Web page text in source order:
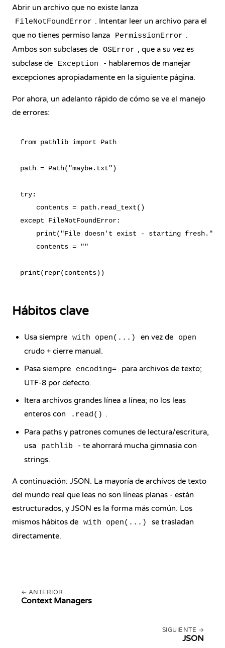
Abrir un archivo que no existe lanza
FileNotFoundError . Intentar leer un archivo para el
que no tienes permiso lanza
PermissionError .
Ambos son subclases de OSError , que a su vez es
subclase de
Exception
- hablaremos de manejar
excepciones apropiadamente en la siguiente página.
Por ahora, un adelanto rápido de cómo se ve el manejo
de errores:
from pathlib import Path
path = Path("maybe.txt")
try:
    contents = path.read_text()
except FileNotFoundError:
    print("File doesn't exist - starting fresh.")
    contents = ""
Hábitos clave
Usa siempre with open(...) en vez de open
crudo + cierre manual.
Pasa siempre
encoding=
para archivos de texto;
UTF-8 por defecto.
Itera archivos grandes línea a línea; no los leas
enteros con
.read() .
Para paths y patrones comunes de lectura/escritura,
usa
pathlib
- te ahorrará mucha gimnasia con
strings.
A continuación: JSON. La mayoría de archivos de texto
del mundo real que leas no son líneas planas - están
estructurados, y JSON es la forma más común. Los
mismos hábitos de with open(...)
se trasladan
directamente.
ANTERIOR
Context Managers
SIGUIENTE
JSON